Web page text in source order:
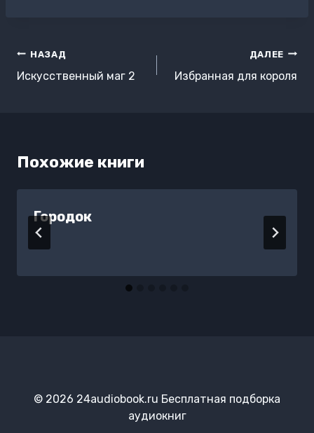
Навигация
по
НАЗАД
Искусственный маг 2
ДАЛЕЕ
Избранная для короля
Похожие книги
Городок
© 2026 24audiobook.ru Бесплатная подборка
аудиокниг